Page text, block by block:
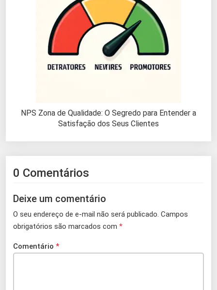
NPS Zona de Qualidade: O Segredo para Entender a
Satisfação dos Seus Clientes
0 Comentários
Deixe um comentário
O seu endereço de e-mail não será publicado. Campos
obrigatórios são marcados com *
Comentário *